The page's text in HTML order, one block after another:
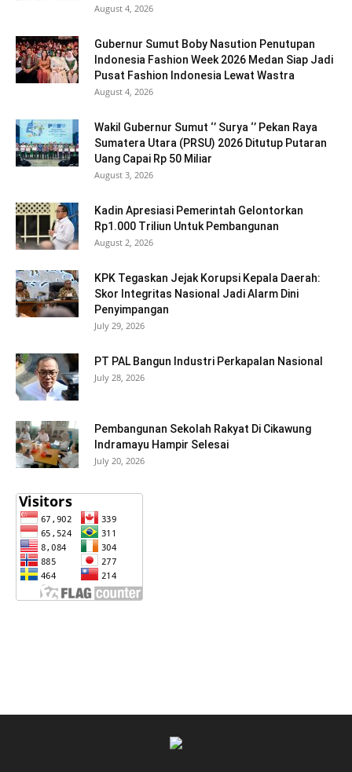
August 4, 2026
Gubernur Sumut Boby Nasution Penutupan
Indonesia Fashion Week 2026 Medan Siap Jadi
Pusat Fashion Indonesia Lewat Wastra
August 4, 2026
Wakil Gubernur Sumut ‘’ Surya ‘’ Pekan Raya
Sumatera Utara (PRSU) 2026 Ditutup Putaran
Uang Capai Rp 50 Miliar
August 3, 2026
Kadin Apresiasi Pemerintah Gelontorkan
Rp1.000 Triliun Untuk Pembangunan
August 2, 2026
KPK Tegaskan Jejak Korupsi Kepala Daerah:
Skor Integritas Nasional Jadi Alarm Dini
Penyimpangan
July 29, 2026
PT PAL Bangun Industri Perkapalan Nasional
July 28, 2026
Pembangunan Sekolah Rakyat Di Cikawung
Indramayu Hampir Selesai
July 20, 2026